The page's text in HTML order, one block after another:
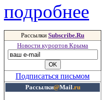
подробнее
Рассылки Subscribe.Ru
Новости курортов Крыма
Подписаться письмом
Рассылки@Mail.ru